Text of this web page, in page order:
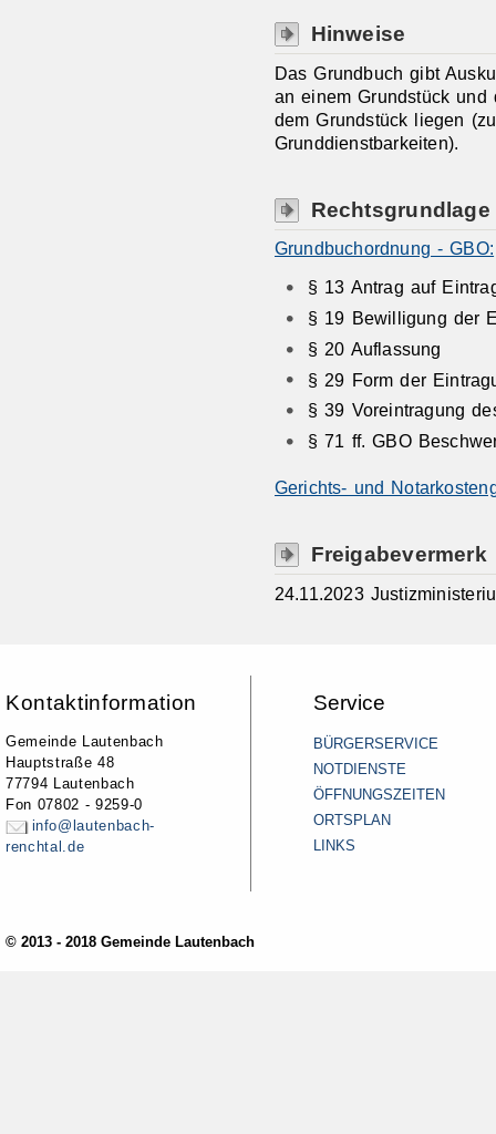
Hinweise
Das Grundbuch gibt
an einem Grundstück
dem Grundstück liegen
Grunddienstbarkeiten).
Rechtsgrundlage
Grundbuchordnung - GBO:
§ 13 Antrag auf
§ 19 Bewilligung der
§ 20 Auflassung
§ 29 Form der
§ 39 Voreintragung
§ 71 ff. GBO
Gerichts- und
Freigabevermerk
24.11.2023
Kontaktinformation
Gemeinde Lautenbach
Hauptstraße 48
77794 Lautenbach
Fon 07802 - 9259-0
info@lautenbach-
renchtal.de
Service
BÜRGERSERVICE
NOTDIENSTE
ÖFFNUNGSZEITEN
ORTSPLAN
LINKS
© 2013 - 2018 Gemeinde Lautenbach